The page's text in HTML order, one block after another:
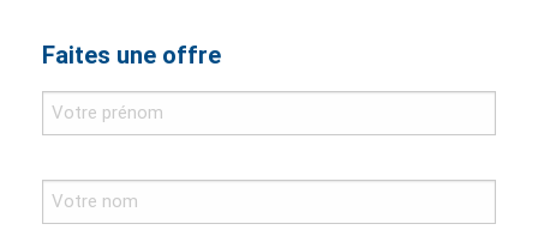
Faites une offre